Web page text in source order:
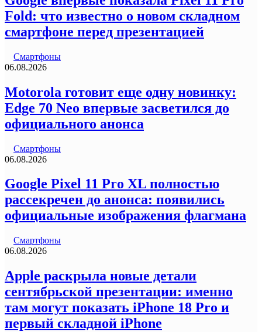
Fold: что известно о новом складном
смартфоне перед презентацией
Смартфоны
06.08.2026
Motorola готовит еще одну новинку:
Edge 70 Neo впервые засветился до
официального анонса
Смартфоны
06.08.2026
Google Pixel 11 Pro XL полностью
рассекречен до анонса: появились
официальные изображения флагмана
Смартфоны
06.08.2026
Apple раскрыла новые детали
сентябрьской презентации: именно
там могут показать iPhone 18 Pro и
первый складной iPhone